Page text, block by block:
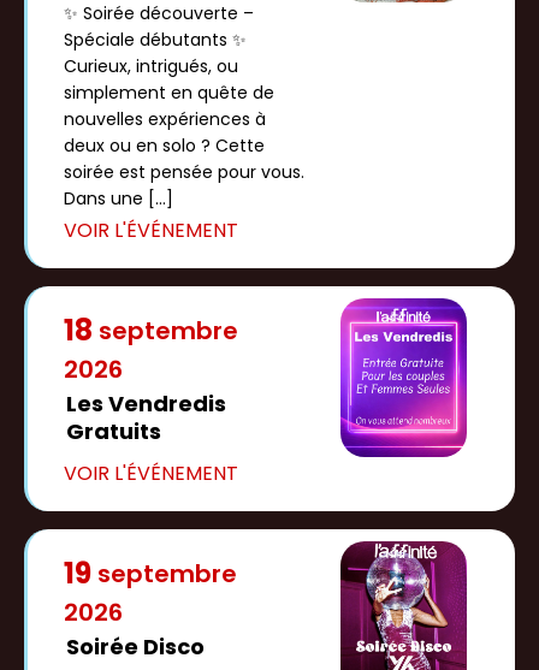
✨ Soirée découverte –
Spéciale débutants ✨
Curieux, intrigués, ou
simplement en quête de
nouvelles expériences à
deux ou en solo ? Cette
soirée est pensée pour vous.
Dans une […]
18 septembre
2026
Les Vendredis
Gratuits
19 septembre
2026
Soirée Disco